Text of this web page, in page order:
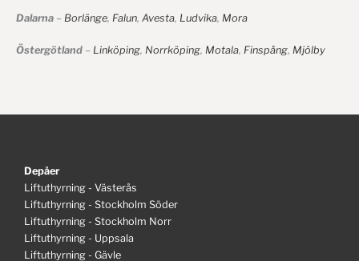
Dalarna – Borlänge, Falun, Avesta, Ludvika, Mora
Östergötland – Linköping, Norrköping, Motala, Finspång, Mjölby
Depåer
Liftuthyrning - Västerås
Liftuthyrning - Stockholm Söder
Liftuthyrning - Stockholm Norr
Liftuthyrning - Uppsala
Liftuthyrning - Gävle